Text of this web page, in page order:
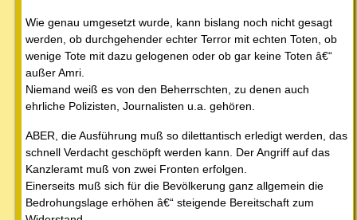
Wie genau umgesetzt wurde, kann bislang noch nicht gesagt
werden, ob durchgehender echter Terror mit echten Toten, ob
wenige Tote mit dazu gelogenen oder ob gar keine Toten â€“
außer Amri.
Niemand weiß es von den Beherrschten, zu denen auch
ehrliche Polizisten, Journalisten u.a. gehören.
ABER, die Ausführung muß so dilettantisch erledigt werden, das
schnell Verdacht geschöpft werden kann. Der Angriff auf das
Kanzleramt muß von zwei Fronten erfolgen.
Einerseits muß sich für die Bevölkerung ganz allgemein die
Bedrohungslage erhöhen â€“ steigende Bereitschaft zum